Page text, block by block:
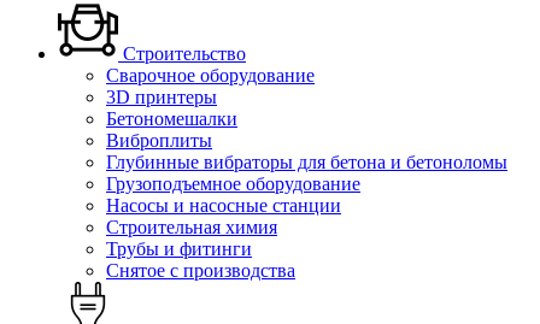
Строительство
Сварочное оборудование
3D принтеры
Бетономешалки
Виброплиты
Глубинные вибраторы для бетона и бетоноломы
Грузоподъемное оборудование
Насосы и насосные станции
Строительная химия
Трубы и фитинги
Снятое с производства